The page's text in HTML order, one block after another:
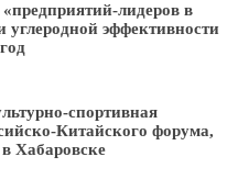
лидеров в
углеродной эффективности
спортивная
Китайского форума,
Хабаровске